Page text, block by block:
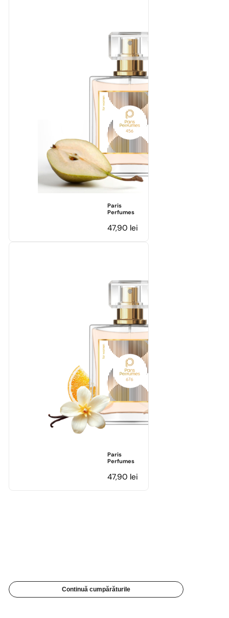
Paris
Perfumes
47,90 lei
Paris
Perfumes
47,90 lei
Continuă cumpărăturile